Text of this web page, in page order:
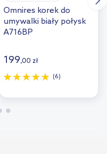
Omnires korek do
umywalki biały połysk
A716BP
199,00 zł
(6)